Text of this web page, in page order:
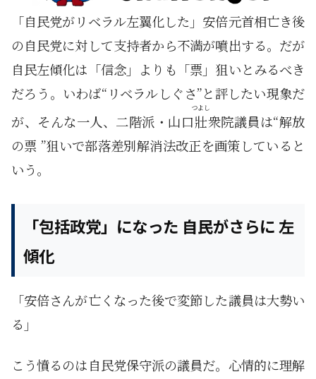
「自民党がリベラル左翼化した」安倍元首相亡き後
の自民党に対して支持者から不満が噴出する。だが
自民左傾化は「信念」よりも「票」狙いとみるべき
だろう。いわば“リベラルしぐさ”と評したい現象だ
が、そんな一人、二階派・山口壯
つよし
衆院議員は“解放
の票 ”狙いで部落差別解消法改正を画策していると
いう。
「包括政党」になった 自民がさらに 左
傾化
「安倍さんが亡くなった後で変節した議員は大勢い
る」
こう憤るのは自民党保守派の議員だ。心情的に理解